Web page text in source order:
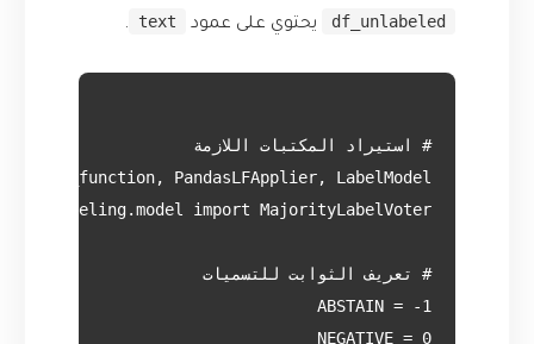
df_unlabeled
يحتوي على عمود text
.